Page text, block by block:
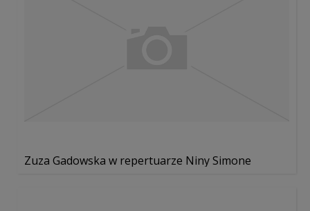
Zuza Gadowska w repertuarze Niny Simone